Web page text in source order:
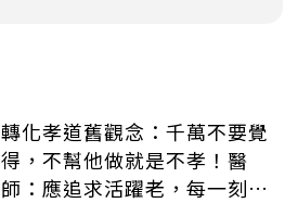
轉化孝道舊觀念：千萬不要覺
得，不幫他做就是不孝！醫
師：應追求活躍老，每一刻都